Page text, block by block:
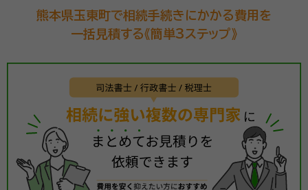
熊本県玉東町で相続手続きにかかる費用を
一括見積する《簡単3ステップ》